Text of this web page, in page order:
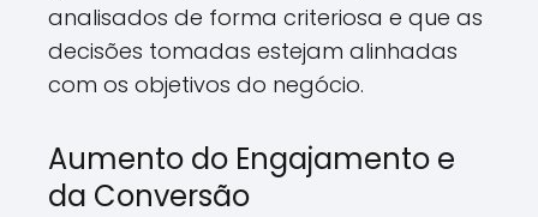
analisados de forma criteriosa e que as
decisões tomadas estejam alinhadas
com os objetivos do negócio.
Aumento do Engajamento e
da Conversão